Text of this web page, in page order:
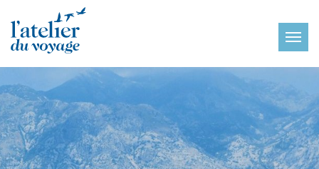
Panneau de gestion des cookies